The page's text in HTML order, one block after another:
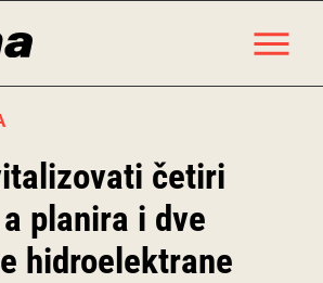
četiri
planira i dve
hidroelektrane